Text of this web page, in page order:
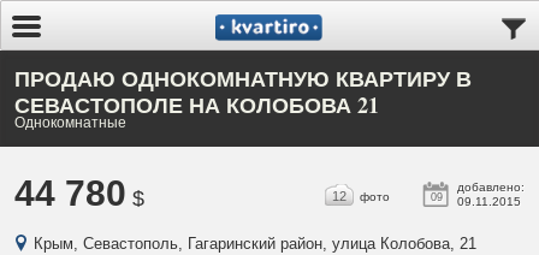
ПРОДАЮ ОДНОКОМНАТНУЮ КВАРТИРУ В
СЕВАСТОПОЛЕ НА КОЛОБОВА 21
Однокомнатные
44 780 $ 09
добавлено:
09.11.2015
12 фото
Крым, Севастополь, Гагаринский район, улица Колобова, 21